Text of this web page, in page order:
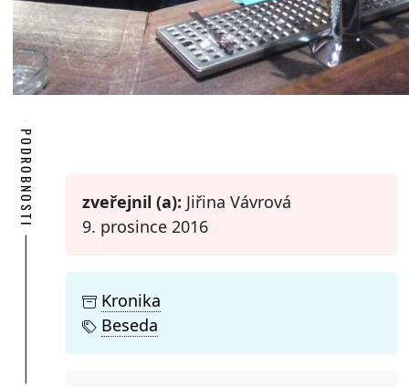
PODROBNOSTI zveřejnil (a): Jiřina Vávrová
9. prosince 2016
Kronika
Beseda